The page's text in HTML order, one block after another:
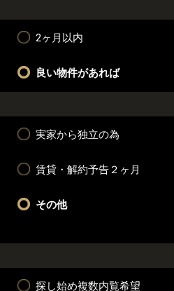
2ヶ月以内
良い物件があれば
実家から独立の為
賃貸・解約予告２ヶ月
その他
探し始め複数内覧希望